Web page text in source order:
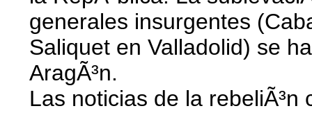
generales insurgentes
Saliquet en Valladolid) se
AragÃ³n.
Las noticias de la